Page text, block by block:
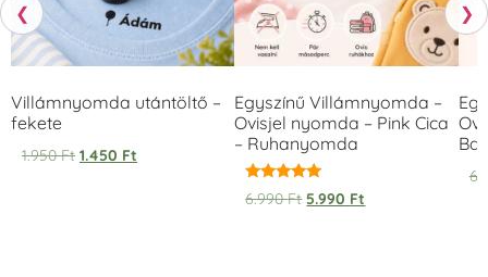
❮
Villámnyomda utántöltő –
fekete
1.950Ft 1.450 Ft
Egyszínű Villámnyomda –
Ovisjel nyomda – Pink Cica
– Ruhanyomda
Értékelés:
5.00
6.990Ft 5.990 Ft
❯